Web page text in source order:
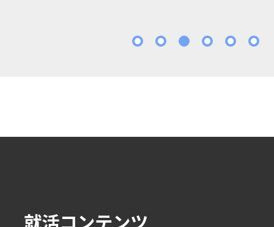
就活コンテンツ